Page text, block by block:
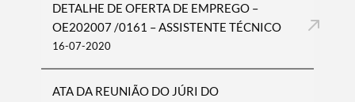
DETALHE DE OFERTA DE EMPREGO –
OE202007 /0161 – ASSISTENTE TÉCNICO
16-07-2020
ATA DA REUNIÃO DO JÚRI DO